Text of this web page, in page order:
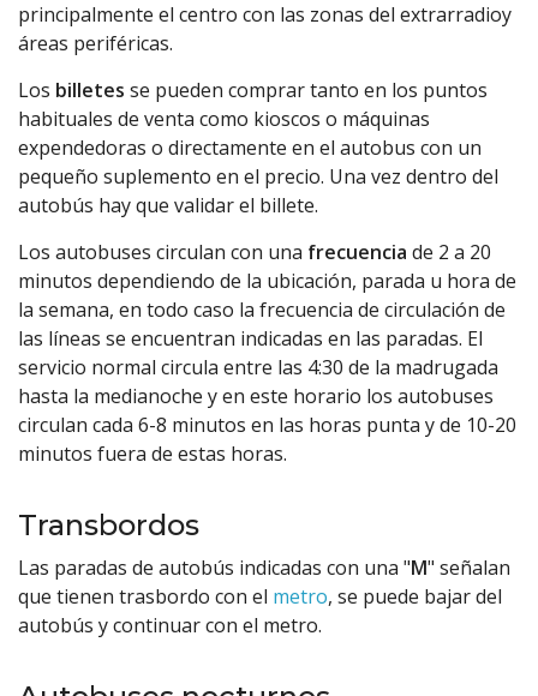
principalmente el centro con las zonas del extrarradioy
áreas periféricas.
Los billetes se pueden comprar tanto en los puntos
habituales de venta como kioscos o máquinas
expendedoras o directamente en el autobus con un
pequeño suplemento en el precio. Una vez dentro del
autobús hay que validar el billete.
Los autobuses circulan con una frecuencia de 2 a 20
minutos dependiendo de la ubicación, parada u hora de
la semana, en todo caso la frecuencia de circulación de
las líneas se encuentran indicadas en las paradas. El
servicio normal circula entre las 4:30 de la madrugada
hasta la medianoche y en este horario los autobuses
circulan cada 6-8 minutos en las horas punta y de 10-20
minutos fuera de estas horas.
Transbordos
Las paradas de autobús indicadas con una "M" señalan
que tienen trasbordo con el metro, se puede bajar del
autobús y continuar con el metro.